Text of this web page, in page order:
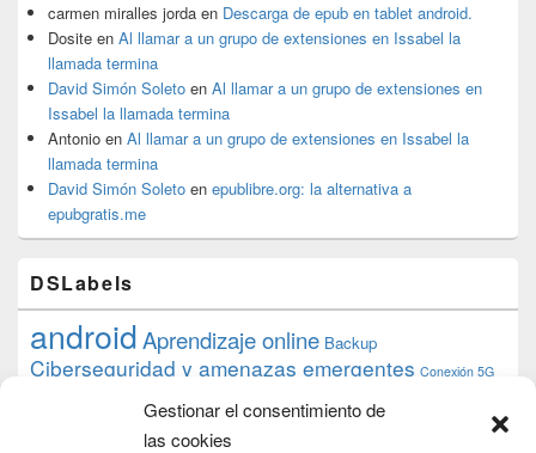
Gestionar el consentimiento de
las cookies
carmen miralles jorda en Descarga de epub en tablet android.
Dosite en Al llamar a un grupo de extensiones en Issabel la
llamada termina
David Simón Soleto en Al llamar a un grupo de extensiones en
Issabel la llamada termina
Antonio en Al llamar a un grupo de extensiones en Issabel la
llamada termina
David Simón Soleto en epublibre.org: la alternativa a
epubgratis.me
DSLabels
androidAprendizaje online Backup
Ciberseguridad y amenazas emergentes Conexión 5G
datos debian desarrollo web
Formación Google iphone